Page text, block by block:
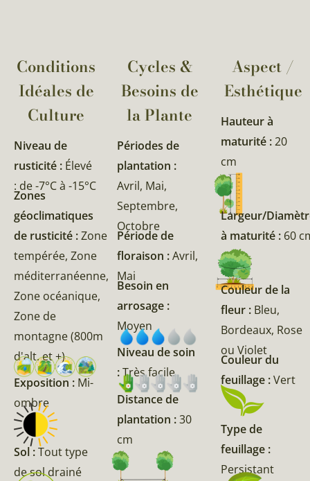
Conditions
Idéales de
Culture
Niveau de
rusticité : Élevé
: de -7°C à -15°C
Zones
géoclimatiques
de rusticité :Zone
tempérée, Zone
méditerranéenne,
Zone océanique,
Zone de
montagne (800m
d'alt. et +)
Exposition : Mi-
ombre
Sol :Tout type
de sol drainé
Cycles &
Besoins de
la Plante​
Périodes de
plantation :
Avril, Mai,
Septembre,
Octobre
Période de
floraison :Avril,
Mai
Besoin en
arrosage :
Moyen
Niveau de soin
:Très facile
Distance de
plantation :30
cm
Aspect /
Esthétique
Hauteur à
maturité :20
cm
Largeur/
à maturité : 60
Couleur de la
fleur : Bleu,
Bordeaux, Rose
ou Violet
Couleur du
feuillage :Vert
Type de
feuillage :
Persistant